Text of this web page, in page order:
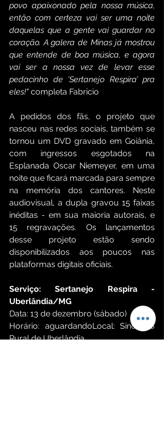
povo apaixonado pela nossa música,
então com certeza vai ser uma noite
daquelas que a gente vai guardar no
coração. A galera de Minas já mostrou
que entende de boa música, e agora
vai ser a nossa vez de levar esse
pedacinho de ‘Sertanejo Respira’ pra
eles!" completa Fabricio
A pedidos dos fãs, o projeto que
nasceu nas redes sociais, também se
tornou um DVD gravado em Goiânia,
com ingressos esgotados na
Esplanada Oscar Niemeyer, em uma
noite que ficará marcada para sempre
na memória dos cantores. Neste
audiovisual, a dupla gravou 15 faixas
inéditas - em sua maioria autorais, e
15 regravações. Os lançamentos
desse projeto estão sendo
disponibilizados aos poucos nas
plataformas digitais oficiais.
Serviço: Sertanejo Respira -
Uberlândia/MG
Data: 13 de dezembro (sábado)
Horário: aguardandoLocal: Sindicato
Rural de Uberlândia